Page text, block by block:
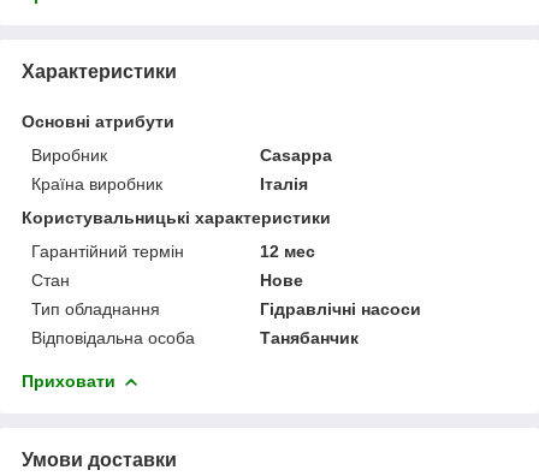
Характеристики
Основні атрибути
Виробник
Casappa
Країна виробник
Італія
Користувальницькі характеристики
Гарантійний термін
12 мес
Стан
Нове
Тип обладнання
Гідравлічні насоси
Відповідальна особа
Танябанчик
Приховати
Умови доставки